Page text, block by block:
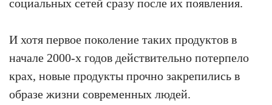
социальных сетей сразу после их появления.
И хотя первое поколение таких продуктов в
начале 2000-х годов действительно потерпело
крах, новые продукты прочно закрепились в
образе жизни современных людей.